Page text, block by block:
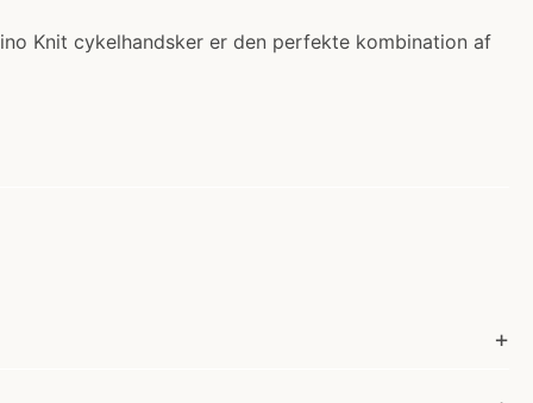
Knit cykelhandsker er den perfekte kombination af